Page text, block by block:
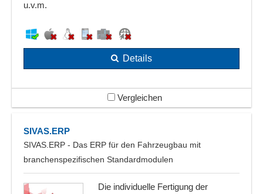
u.v.m.
Details
Vergleichen
SIVAS.ERP
SIVAS.ERP - Das ERP für den Fahrzeugbau mit
branchenspezifischen Standardmodulen
Die individuelle Fertigung der